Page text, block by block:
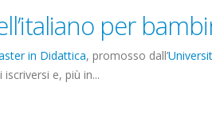
per
in Didattica, promosso dall’
e, più in...